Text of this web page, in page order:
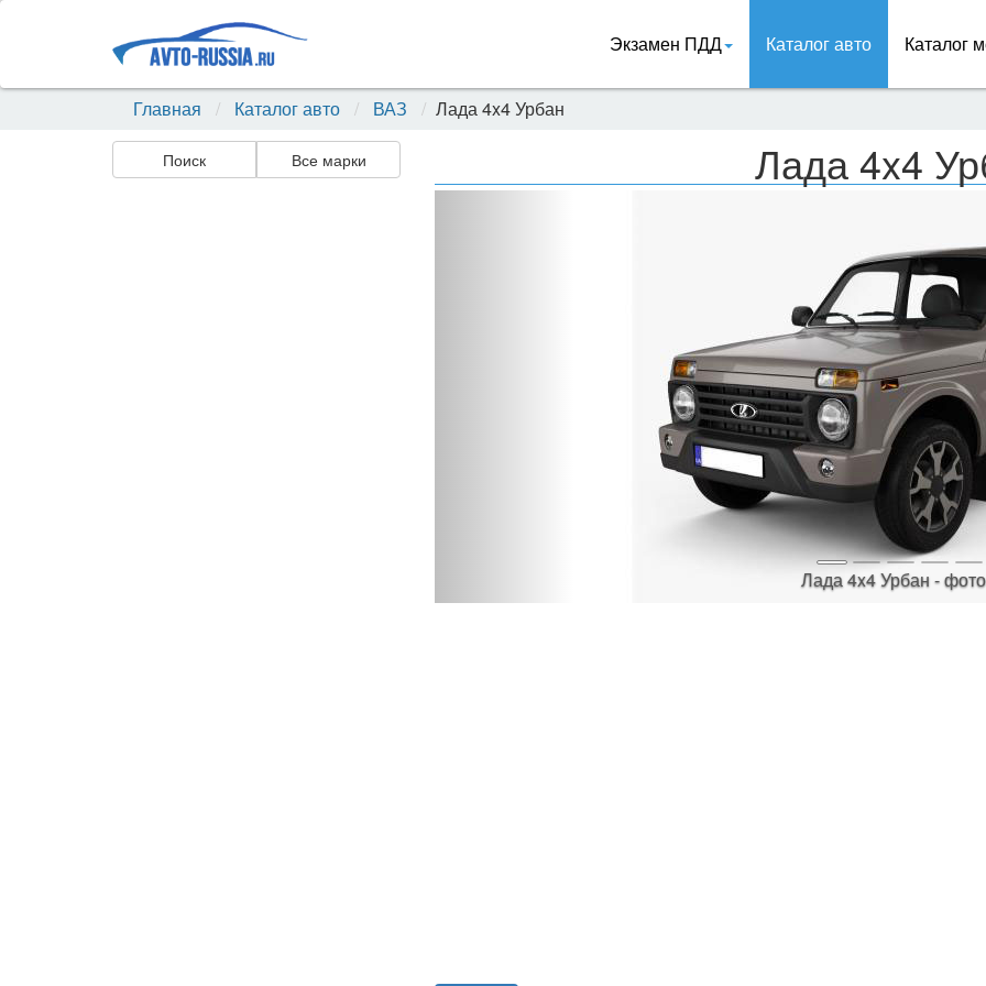
Экзамен ПДД Каталог авто Каталог
Главная Каталог авто ВАЗ Лада 4x4 Урбан
Поиск Все марки Лада 4x4
Лада 4x4 Урбан -